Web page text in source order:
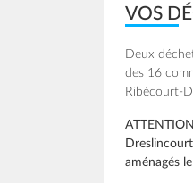
VOS
Deux
des 16
Ribécourt-
aménagés